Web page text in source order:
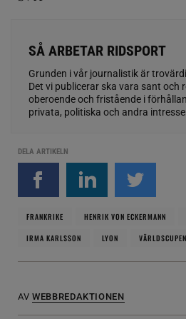
SÅ ARBETAR RIDSPORT
Grunden i vår journalistik är
Det vi publicerar ska vara sant och
oberoende och fristående i
privata, politiska och andra
DELA ARTIKELN
FRANKRIKE HENRIK VON ECKERMANN
IRMA KARLSSON
LYON VÄRLDSCUPEN
AV WEBBREDAKTIONEN